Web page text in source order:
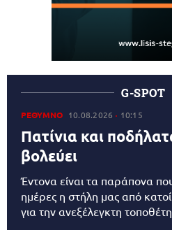
G-SPOT
ΡΕΘΥΜΝΟ 10.08.2026 10:15
Πατίνια και
βολεύει
Έντονα είναι τα παράπονα που
ημέρες η στήλη μας από
για την ανεξέλεγκτη